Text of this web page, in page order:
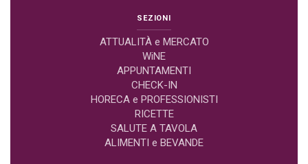
SEZIONI
ATTUALITÀ e MERCATO
WiNE
APPUNTAMENTI
CHECK-IN
HORECA e PROFESSIONISTI
RICETTE
SALUTE A TAVOLA
ALIMENTI e BEVANDE